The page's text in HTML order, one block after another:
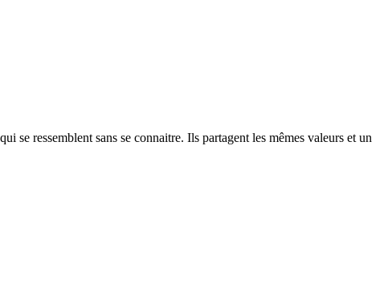
ressemblent sans se connaitre. Ils partagent les mêmes valeurs et un